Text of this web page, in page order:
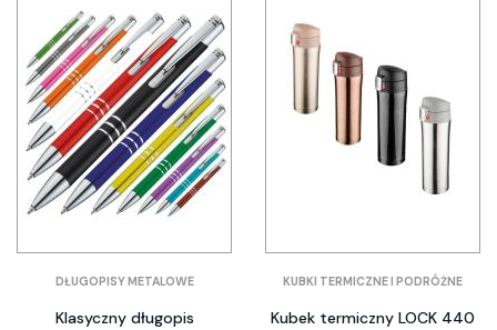
DŁUGOPISY METALOWE
Klasyczny długopis
KUBKI TERMICZNE I PODRÓŻNE
Kubek termiczny LOCK 440